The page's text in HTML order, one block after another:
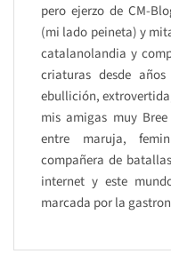
pero ejerzo de CM-
(mi lado peineta) y
catalanolandia y
criaturas desde
ebullición,
mis amigas muy
entre maruja,
compañera de
internet y este
marcada por la